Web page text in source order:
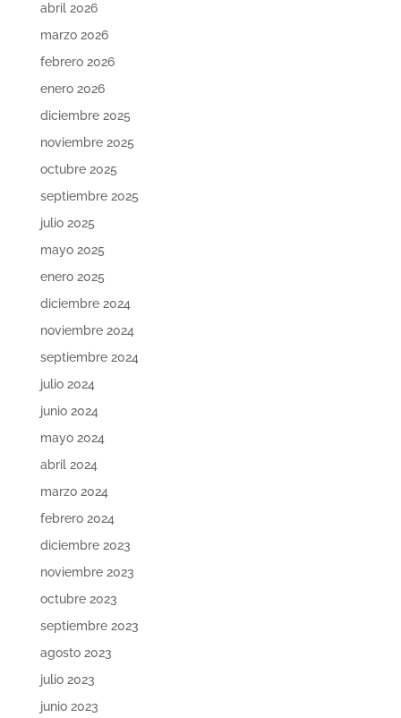
abril 2026
marzo 2026
febrero 2026
enero 2026
diciembre 2025
noviembre 2025
octubre 2025
septiembre 2025
julio 2025
mayo 2025
enero 2025
diciembre 2024
noviembre 2024
septiembre 2024
julio 2024
junio 2024
mayo 2024
abril 2024
marzo 2024
febrero 2024
diciembre 2023
noviembre 2023
octubre 2023
septiembre 2023
agosto 2023
julio 2023
junio 2023